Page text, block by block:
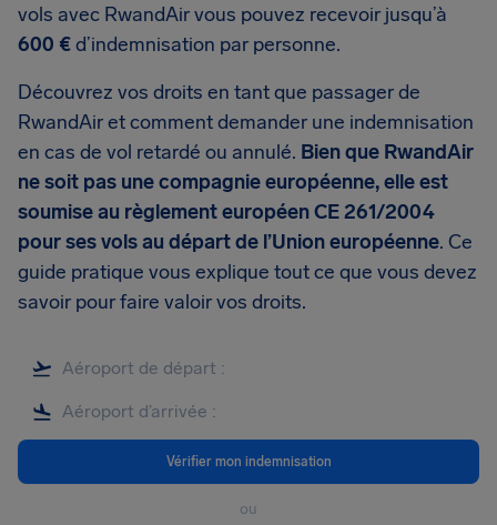
vols avec RwandAir vous pouvez recevoir jusqu’à
600 €d’indemnisation par personne.
Découvrez vos droits en tant que passager de
RwandAir et comment demander une indemnisation
en cas de vol retardé ou annulé. Bien que RwandAir
ne soit pas une compagnie européenne, elle est
soumise au règlement européen CE 261/2004
pour ses vols au départ de l’Union européenne. Ce
guide pratique vous explique tout ce que vous devez
savoir pour faire valoir vos droits.
Vérifier mon indemnisation
ou